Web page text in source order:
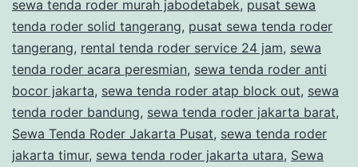
sewa tenda roder murah jabodetabek, pusat sewa
tenda roder solid tangerang, pusat sewa tenda roder
tangerang, rental tenda roder service 24 jam, sewa
tenda roder acara peresmian, sewa tenda roder anti
bocor jakarta, sewa tenda roder atap block out, sewa
tenda roder bandung, sewa tenda roder jakarta barat,
Sewa Tenda Roder Jakarta Pusat, sewa tenda roder
jakarta timur, sewa tenda roder jakarta utara, Sewa